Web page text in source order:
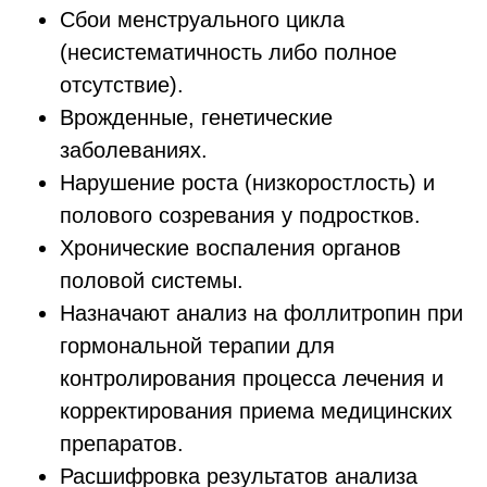
Сбои менструального цикла
(несистематичность либо полное
отсутствие).
Врожденные, генетические
заболеваниях.
Нарушение роста (низкоростлость) и
полового созревания у подростков.
Хронические воспаления органов
половой системы.
Назначают анализ на фоллитропин при
гормональной терапии для
контролирования процесса лечения и
корректирования приема медицинских
препаратов.
Расшифровка результатов анализа